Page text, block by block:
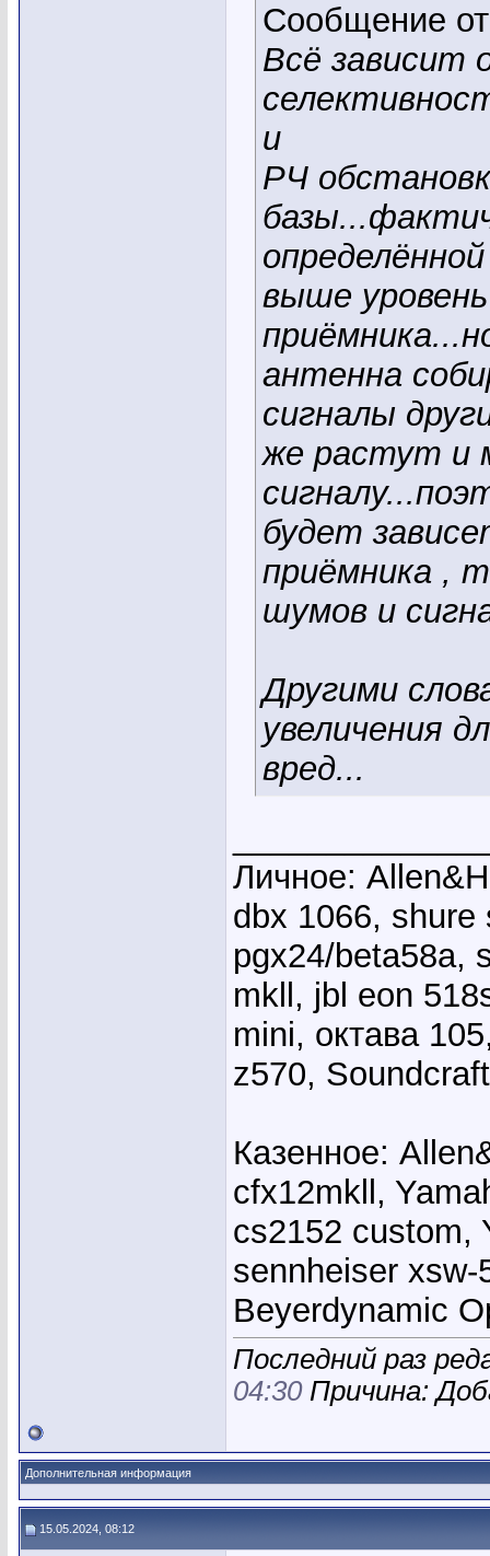
Сообщение
Всё зависит
и
РЧ
выше
антенна
сигналы
же растут и
будет
приёмника ,
шумов и
Другими
увеличения
вред...
Личное:
dbx 1066,
pgx24/beta58a,
mkll, jbl eon
mini, октава
z570,
Казенное:
cfx12mkll,
cs2152 custom,
sennheiser
Beyerdynamic
Последний раз
04:30Причина:
Дополнительная информация
15.05.2024, 08:12